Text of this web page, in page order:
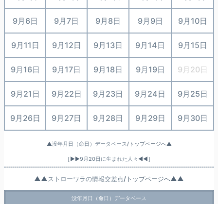
9月6日 9月7日 9月8日 9月9日 9月10日
9月11日 9月12日 9月13日 9月14日 9月15日
9月16日 9月17日 9月18日 9月19日 9月20日
9月21日 9月22日 9月23日 9月24日 9月25日
9月26日 9月27日 9月28日 9月29日 9月30日
▲没年月日（命日）データベース/トップページへ▲
［▶▶9月20日に生まれた人々 ◀◀］
▲▲ストローワラの情報交差点/トップページへ▲▲
没年月日（命日）データベース